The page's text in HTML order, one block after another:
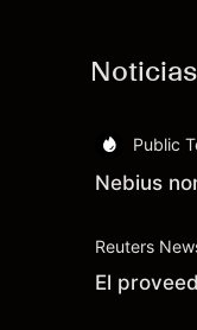
Public
Nebius
Reuters
El